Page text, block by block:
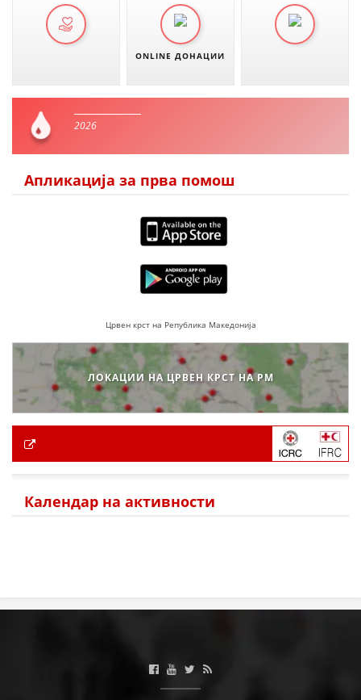
ONLINE ДОНАЦИИ
2026
Апликација за прва помош
Црвен крст на Република Македонија
ЛОКАЦИИ НА ЦРВЕН КРСТ НА РМ
Календар на активности